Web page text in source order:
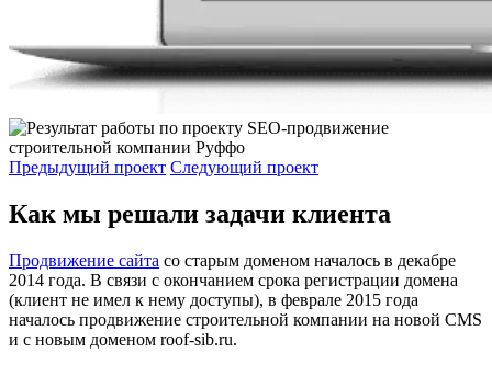
Предыдущий проект Следующий проект
Как мы решали задачи клиента
Продвижение сайта со старым доменом началось в декабре
2014 года. В связи с окончанием срока регистрации домена
(клиент не имел к нему доступы), в феврале 2015 года
началось продвижение строительной компании на новой CMS
и с новым доменом roof-sib.ru.